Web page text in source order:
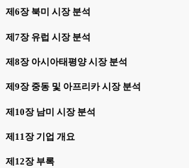
제6장 북미 시장 분석
제7장 유럽 시장 분석
제8장 아시아태평양 시장 분석
제9장 중동 및 아프리카 시장 분석
제10장 남미 시장 분석
제11장 기업 개요
제12장 부록